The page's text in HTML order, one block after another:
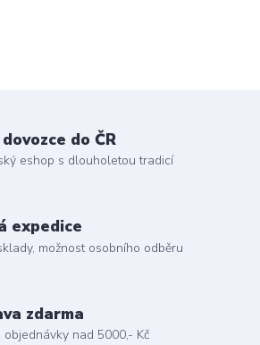
do ČR
eshop s dlouholetou tradicí
expedice
možnost osobního odběru
zdarma
objednávky nad 5000,- Kč